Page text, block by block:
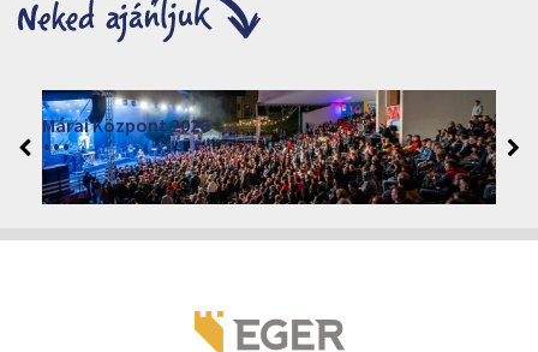
Moziműsor
2026
Cinema Agria, Eger 3300, Törvényház utca 4.